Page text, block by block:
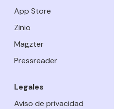
App Store
Zinio
Magzter
Pressreader
Legales
Aviso de privacidad